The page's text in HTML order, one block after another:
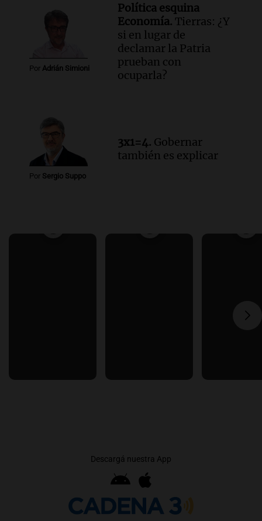
Por Adrián Simioni
Política esquina
Economía. Tierras: ¿Y
si en lugar de
declamar la Patria
prueban con
ocuparla?
Por Sergio Suppo
3x1=4. Gobernar
también es explicar
Descargá nuestra App